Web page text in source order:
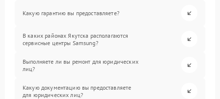
Какую гарантию вы предоставляете?
В каких районах Якутска располагаются
сервисные центры Samsung?
Выполняете ли вы ремонт для юридических
лиц?
Какую документацию вы предоставляете
для юридических лиц?